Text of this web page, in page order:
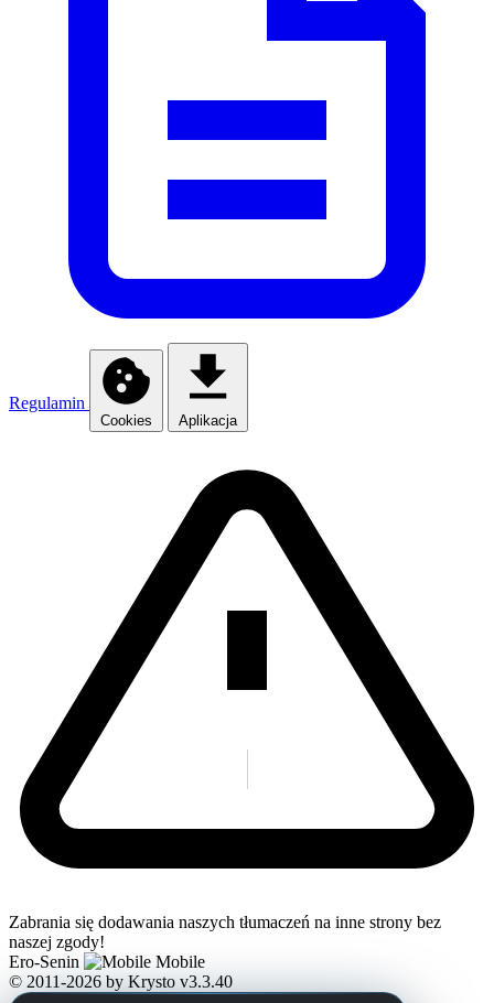
Regulamin
Cookies Aplikacja
Zabrania się dodawania naszych tłumaczeń na inne strony bez
naszej zgody!
Ero-Senin
Mobile
© 2011-2026 by Krysto v3.3.40